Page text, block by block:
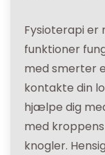
Fysioterapi er
funktioner
med smerter
kontakte din
hjælpe dig
med
knogler.